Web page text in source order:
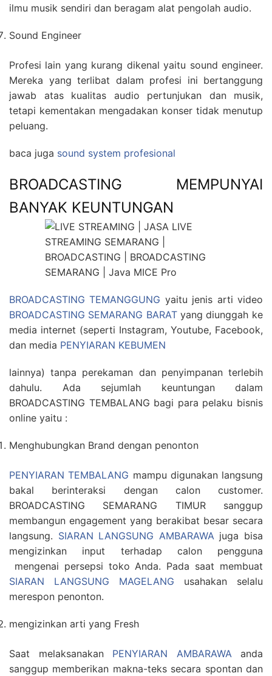
ilmu musik sendiri dan beragam alat pengolah audio.
Sound Engineer
Profesi lain yang kurang dikenal yaitu sound engineer.
Mereka yang terlibat dalam profesi ini bertanggung
jawab atas kualitas audio pertunjukan dan musik,
tetapi kementakan mengadakan konser tidak menutup
peluang.
baca juga sound system profesional
BROADCASTING MEMPUNYAI
BANYAK KEUNTUNGAN
BROADCASTING TEMANGGUNG yaitu jenis arti video
BROADCASTING SEMARANG BARATyang diunggah ke
media internet (seperti Instagram, Youtube, Facebook,
dan media PENYIARAN KEBUMEN
lainnya) tanpa perekaman dan penyimpanan terlebih
dahulu. Ada sejumlah keuntungan dalam
BROADCASTING TEMBALANG bagi para pelaku bisnis
online yaitu :
Menghubungkan Brand dengan penonton
PENYIARAN TEMBALANG mampu digunakan langsung
bakal berinteraksi dengan calon customer.
BROADCASTING SEMARANG TIMUR sanggup
membangun engagement yang berakibat besar secara
langsung. SIARAN LANGSUNG AMBARAWAjuga bisa
mengizinkan input terhadap calon pengguna
mengenai persepsi toko Anda. Pada saat membuat
SIARAN LANGSUNG MAGELANG usahakan selalu
merespon penonton.
mengizinkan arti yang Fresh
Saat melaksanakan PENYIARAN AMBARAWAanda
sanggup memberikan makna-teks secara spontan dan